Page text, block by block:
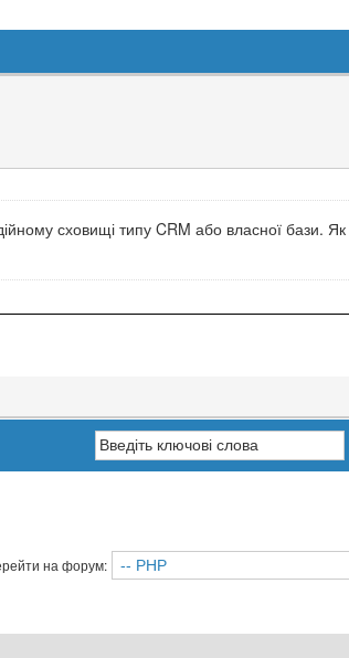
сховищі типу CRM або власної бази.
на форум: